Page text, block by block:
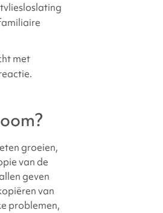
met
?
groeien,
van de
geven
van
problemen,